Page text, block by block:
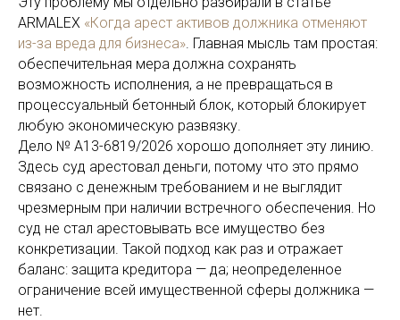
ARMALEX «Когда арест активов должника отменяют
из-за вреда для бизнеса». Главная мысль там простая:
обеспечительная мера должна сохранять
возможность исполнения, а не превращаться в
процессуальный бетонный блок, который блокирует
любую экономическую развязку.
Дело № А13-6819/2026 хорошо дополняет эту линию.
Здесь суд арестовал деньги, потому что это прямо
связано с денежным требованием и не выглядит
чрезмерным при наличии встречного обеспечения. Но
суд не стал арестовывать все имущество без
конкретизации. Такой подход как раз и отражает
баланс: защита кредитора — да; неопределенное
ограничение всей имущественной сферы должника —
нет.